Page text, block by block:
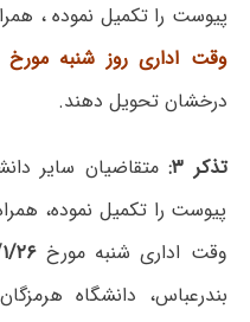
پیوست را تکمیل نموده ،
وقت اداری روز شنبه مورخ ۱۳۹۶/۱/۲۶
درخشان تحویل دهند.
تذکر ۳:
متقاضیان سایر
پیوست را تکمیل نموده،
وقت اداری شنبه مورخ
بندرعباس، دانشگاه